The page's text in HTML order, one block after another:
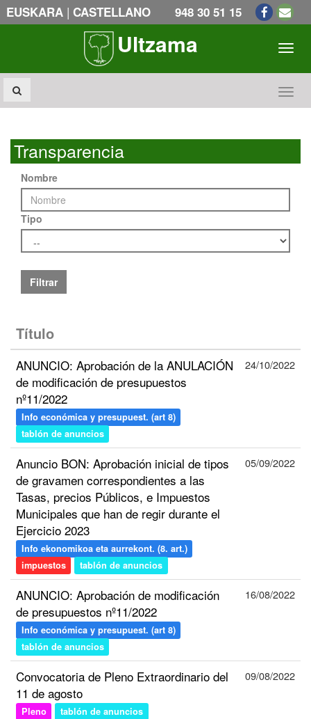
EUSKARA | CASTELLANO 948 30 51 15
Ultzama
Transparencia
Nombre
Tipo
Filtrar
Título
ANUNCIO: Aprobación de la ANULACIÓN
de modificación de presupuestos
nº11/2022
Info económica y presupuest. (art 8)
tablón de anuncios
24/10/2022
Anuncio BON: Aprobación inicial de tipos
de gravamen correspondientes a las
Tasas, precios Públicos, e Impuestos
Municipales que han de regir durante el
Ejercicio 2023
Info ekonomikoa eta aurrekont. (8. art.)
impuestos
tablón de anuncios
05/09/2022
ANUNCIO: Aprobación de modificación
de presupuestos nº11/2022
Info económica y presupuest. (art 8)
tablón de anuncios
16/08/2022
Convocatoria de Pleno Extraordinario del
11 de agosto
Pleno tablón de anuncios
09/08/2022